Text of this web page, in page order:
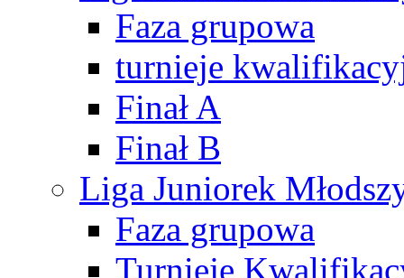
Faza grupowa
turnieje
Finał A
Finał B
Liga Juniorek
Faza grupowa
Turnieje